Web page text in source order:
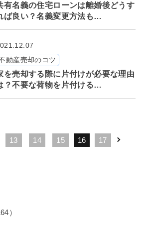
有名義の住宅ローンは離婚後どうす
ば良い？名義変更方法も…
動産売却のコツ
を売却する際に片付けが必要な理由
？不要な荷物を片付ける…
13 14 15 16 17
）